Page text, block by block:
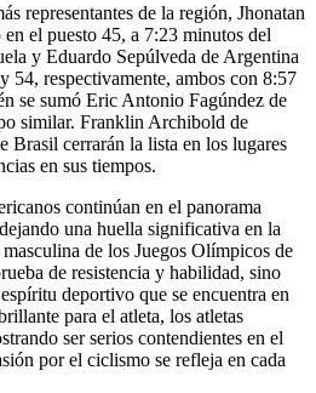
representantes de la región, Jhonatan
el puesto 45, a 7:23 minutos del
y Eduardo Sepúlveda de Argentina
54, respectivamente, ambos con 8:57
se sumó Eric Antonio Fagúndez de
similar. Franklin Archibold de
Brasil cerrarán la lista en los lugares
en sus tiempos.
continúan en el panorama
una huella significativa en la
de los Juegos Olímpicos de
de resistencia y habilidad, sino
deportivo que se encuentra en
para el atleta, los atletas
ser serios contendientes en el
por el ciclismo se refleja en cada